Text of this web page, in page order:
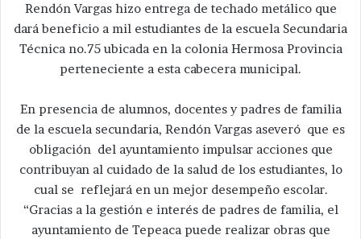
Rendón Vargas hizo entrega de techado metálico que
dará beneficio a mil estudiantes de la escuela Secundaria
Técnica no.75 ubicada en la colonia Hermosa Provincia
perteneciente a esta cabecera municipal.
En presencia de alumnos, docentes y padres de familia
de la escuela secundaria, Rendón Vargas aseveró que es
obligación del ayuntamiento impulsar acciones que
contribuyan al cuidado de la salud de los estudiantes, lo
cual se reflejará en un mejor desempeño escolar.
“Gracias a la gestión e interés de padres de familia, el
ayuntamiento de Tepeaca puede realizar obras que